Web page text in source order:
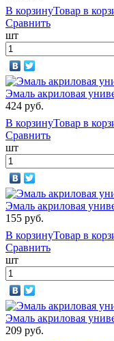
В корзинуТовар в
Сравнить
шт
Эмаль акриловая
424 руб.
В корзинуТовар в
Сравнить
шт
Эмаль акриловая
155 руб.
В корзинуТовар в
Сравнить
шт
Эмаль акриловая
209 руб.